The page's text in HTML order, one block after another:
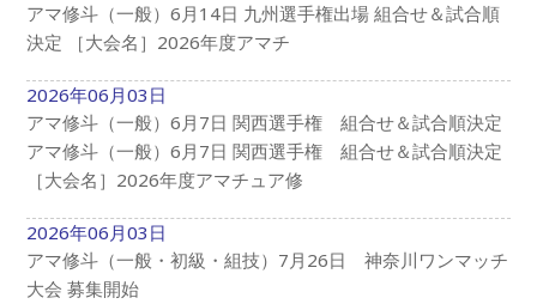
アマ修斗（一般）6月14日 九州選手権出場 組合せ＆試合順
決定 ［大会名］2026年度アマチ
2026年06月03日
アマ修斗（一般）6月7日 関西選手権 組合せ＆試合順決定
アマ修斗（一般）6月7日 関西選手権 組合せ＆試合順決定
［大会名］2026年度アマチュア修
2026年06月03日
アマ修斗（一般・初級・組技）7月26日 神奈川ワンマッチ
大会 募集開始